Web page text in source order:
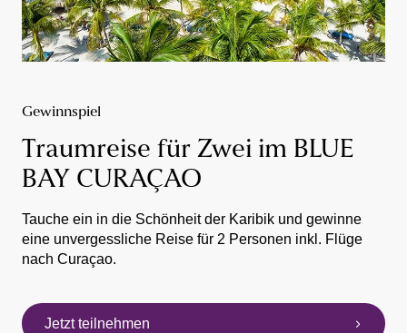
Gewinnspiel
Traumreise für Zwei im BLUE
BAY CURAÇAO
Tauche ein in die Schönheit der Karibik und gewinne
eine unvergessliche Reise für 2 Personen inkl. Flüge
nach Curaçao.
Jetzt teilnehmen